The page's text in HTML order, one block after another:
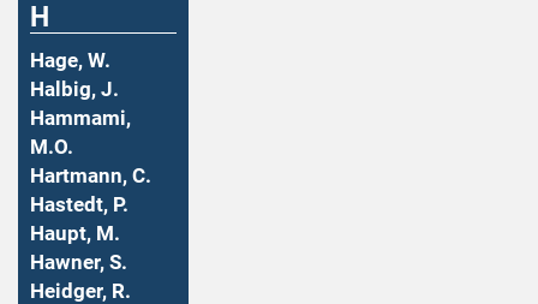
H
Hage, W.
Halbig, J.
Hammami,
M.O.
Hartmann, C.
Hastedt, P.
Haupt, M.
Hawner, S.
Heidger, R.